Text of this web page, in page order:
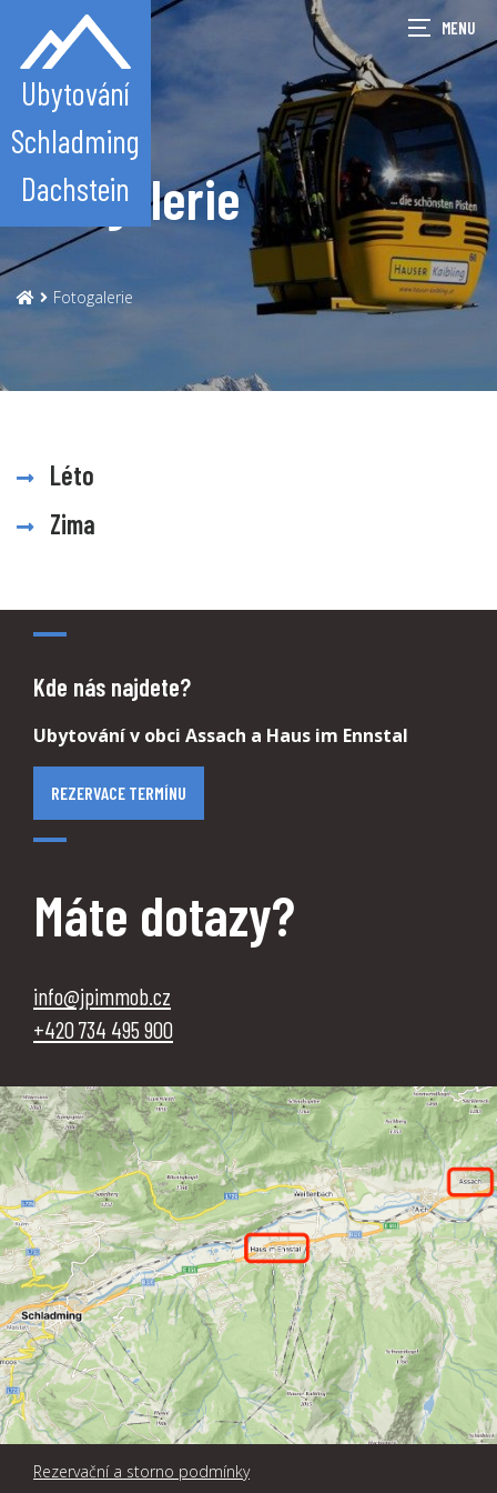
Ubytování
Schladming
Dachstein
Fotogalerie
Fotogalerie
Léto
Zima
Kde nás najdete?
Ubytování v obci Assach a Haus im Ennstal
REZERVACE TERMÍNU
Máte dotazy?
info@jpimmob.cz
‭+420 734 495 900
Rezervační a storno podmínky